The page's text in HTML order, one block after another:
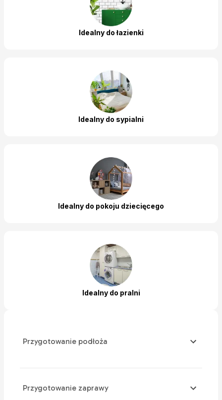
Idealny do łazienki
Idealny do sypialni
Idealny do pokoju dziecięcego
Idealny do pralni
Przygotowanie podłoża
Przygotowanie zaprawy